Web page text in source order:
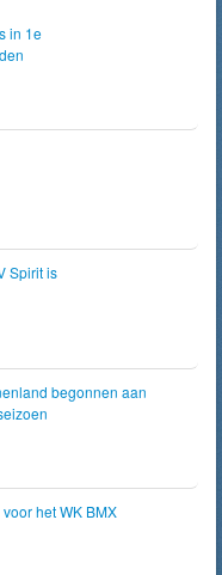
in 1e
Spirit is
begonnen aan
het WK BMX